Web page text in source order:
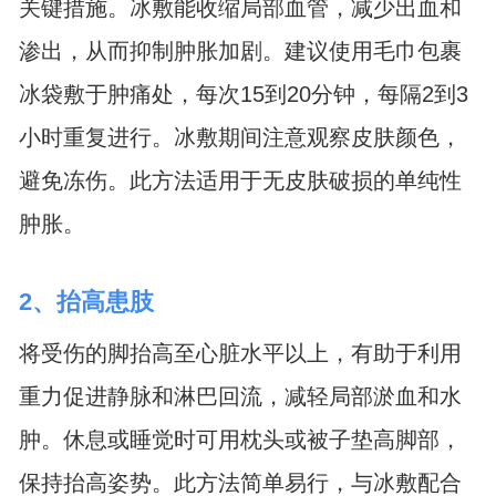
关键措施。冰敷能收缩局部血管，减少出血和
渗出，从而抑制肿胀加剧。建议使用毛巾包裹
冰袋敷于肿痛处，每次15到20分钟，每隔2到3
小时重复进行。冰敷期间注意观察皮肤颜色，
避免冻伤。此方法适用于无皮肤破损的单纯性
肿胀。
2、抬高患肢
将受伤的脚抬高至心脏水平以上，有助于利用
重力促进静脉和淋巴回流，减轻局部淤血和水
肿。休息或睡觉时可用枕头或被子垫高脚部，
保持抬高姿势。此方法简单易行，与冰敷配合